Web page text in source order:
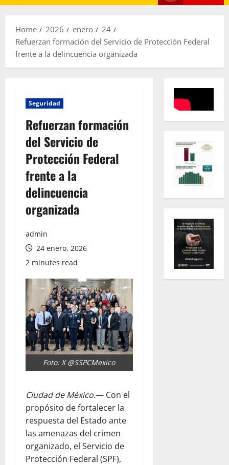
Home 2026 enero
24
Refuerzan formación del Servicio de Protección Federal
frente a la delincuencia organizada
Seguridad
Refuerzan formación
del Servicio de
Protección Federal
frente a la
delincuencia
organizada
admin
24 enero, 2026
2 minutes read
Foto: X @SSPCMexico
Ciudad de México.— Con el
propósito de fortalecer la
respuesta del Estado ante
las amenazas del crimen
organizado, el Servicio de
Protección Federal (SPF),